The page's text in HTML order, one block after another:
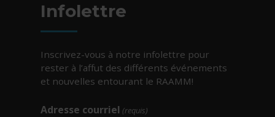
Infolettre
Inscrivez-vous à notre infolettre pour
rester à l’affut des différents événements
et nouvelles entourant le RAAMM!
Adresse courriel (requis)